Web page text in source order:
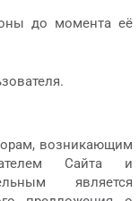
до момента её
возникающим
Сайта и
является